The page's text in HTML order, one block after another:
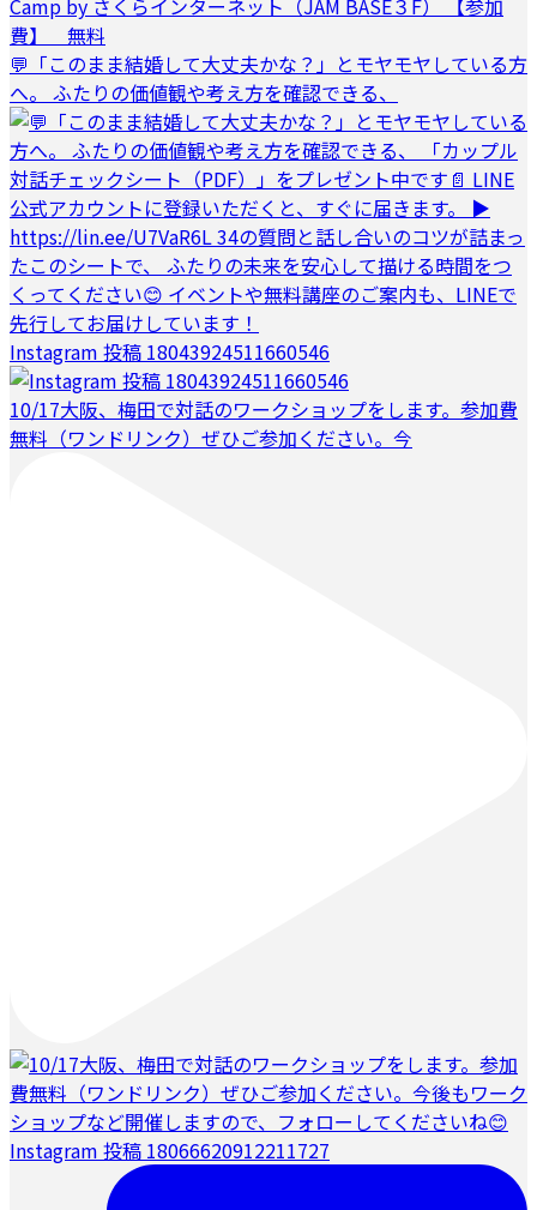
💬「このまま結婚して大丈夫かな？」とモヤモヤしている方
へ。 ふたりの価値観や考え方を確認できる、
Instagram 投稿 18043924511660546
10/17大阪、梅田で対話のワークショップをします。参加費
無料（ワンドリンク）ぜひご参加ください。今
Instagram 投稿 18066620912211727